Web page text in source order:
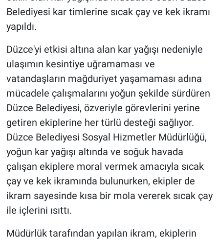
Belediyesi kar timlerine sıcak çay ve kek ikramı
yapıldı.
Düzce'yi etkisi altına alan kar yağışı nedeniyle
ulaşımın kesintiye uğramaması ve
vatandaşların mağduriyet yaşamaması adına
mücadele çalışmalarını yoğun şekilde sürdüren
Düzce Belediyesi, özveriyle görevlerini yerine
getiren ekiplerine her türlü desteği sağlıyor.
Düzce Belediyesi Sosyal Hizmetler Müdürlüğü,
yoğun kar yağışı altında ve soğuk havada
çalışan ekiplere moral vermek amacıyla sıcak
çay ve kek ikramında bulunurken, ekipler de
ikram sayesinde kısa bir mola vererek sıcak çay
ile içlerini ısıttı.
Müdürlük tarafından yapılan ikram, ekiplerin